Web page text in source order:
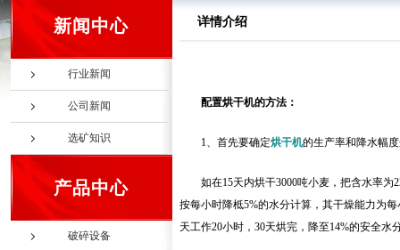
新闻中心
行业新闻
公司新闻
选矿知识
产品中心
破碎设备
详情介绍
配置烘干机的方法：
1、首先要确定烘干机的生产率和降水幅
如在15天内烘干3000吨小麦，把含水率
按每小时降柢5%的水分计算，其干燥能力为
天工作20小时，30天烘完，降至14%的安全